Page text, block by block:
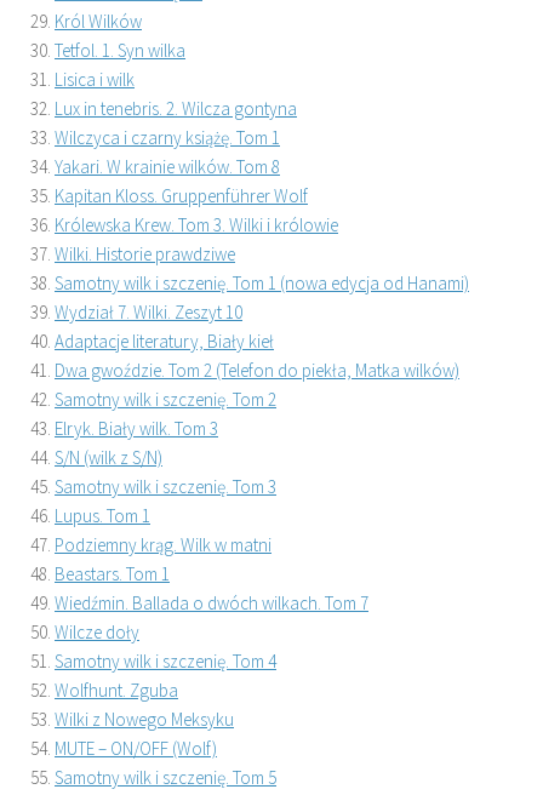
Król Wilków
Tetfol. 1. Syn wilka
Lisica i wilk
Lux in tenebris. 2. Wilcza gontyna
Wilczyca i czarny książę. Tom 1
Yakari. W krainie wilków. Tom 8
Kapitan Kloss. Gruppenführer Wolf
Królewska Krew. Tom 3. Wilki i królowie
Wilki. Historie prawdziwe
Samotny wilk i szczenię. Tom 1 (nowa edycja od Hanami)
Wydział 7. Wilki. Zeszyt 10
Adaptacje literatury, Biały kieł
Dwa gwoździe. Tom 2 (Telefon do piekła, Matka wilków)
Samotny wilk i szczenię. Tom 2
Elryk. Biały wilk. Tom 3
S/N (wilk z S/N)
Samotny wilk i szczenię. Tom 3
Lupus. Tom 1
Podziemny krąg. Wilk w matni
Beastars. Tom 1
Wiedźmin. Ballada o dwóch wilkach. Tom 7
Wilcze doły
Samotny wilk i szczenię. Tom 4
Wolfhunt. Zguba
Wilki z Nowego Meksyku
MUTE – ON/OFF (Wolf)
Samotny wilk i szczenię. Tom 5